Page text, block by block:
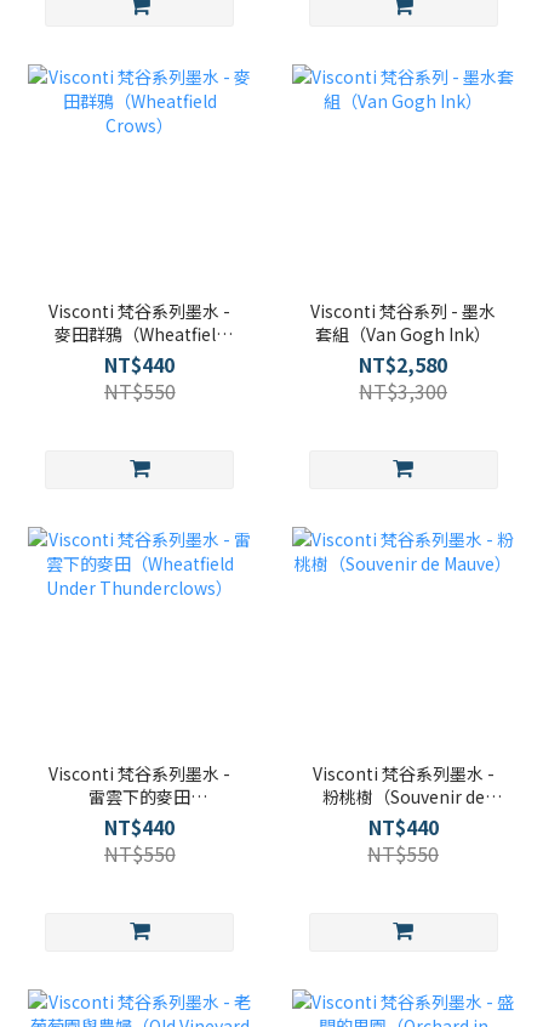
Visconti 梵谷系列墨水 -
麥田群鴉（Wheatfield
Crows）
NT$440
NT$550
Visconti 梵谷系列 - 墨水
套組（Van Gogh Ink）
NT$2,580
NT$3,300
Visconti 梵谷系列墨水 -
雷雲下的麥田
（Wheatfield Under
Thunderclows）
NT$440
NT$550
Visconti 梵谷系列墨水 -
粉桃樹（Souvenir de
Mauve）
NT$440
NT$550